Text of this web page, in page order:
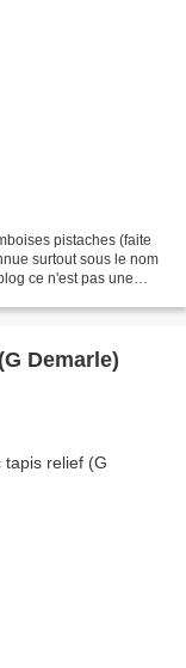
pistaches (faite
surtout sous le nom
ce n'est pas une
Demarle)